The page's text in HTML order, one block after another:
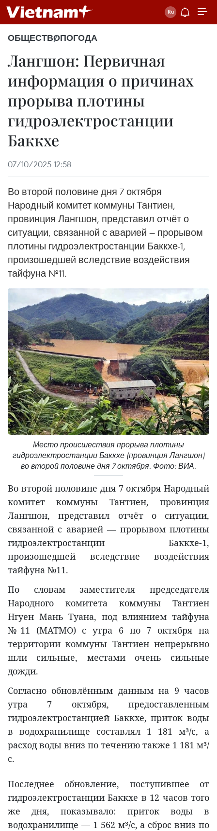
ОБЩЕСТВОПОГОДА
Лангшон: Первичная
информация о причинах
прорыва плотины
гидроэлектростанции
Баккхе
07/10/2025 12:58
Во второй половине дня 7 октября
Народный комитет коммуны Тантиен,
провинция Лангшон, представил отчёт о
ситуации, связанной с аварией — прорывом
плотины гидроэлектростанции Баккхе-1,
произошедшей вследствие воздействия
тайфуна №11.
Место происшествия прорыва плотины
гидроэлектростанции Баккхе (провинция Лангшон)
во второй половине дня 7 октября. Фото: ВИА.
Во второй половине дня 7 октября Народный
комитет коммуны Тантиен, провинция
Лангшон, представил отчёт о ситуации,
связанной с аварией — прорывом плотины
гидроэлектростанции Баккхе-1,
произошедшей вследствие воздействия
тайфуна №11.
По словам заместителя председателя
Народного комитета коммуны Тантиен
Нгуен Мань Туана, под влиянием тайфуна
№11 (MATMO) с утра 6 по 7 октября на
территории коммуны Тантиен непрерывно
шли сильные, местами очень сильные
дожди.
Согласно обновлённым данным на 9 часов
утра 7 октября, предоставленным
гидроэлектростанцией Баккхе, приток воды
в водохранилище составлял 1 181 м³/с, а
расход воды вниз по течению также 1 181 м³/
с.
Последнее обновление, поступившее от
гидроэлектростанции Баккхе в 12 часов того
же дня, показывало: приток воды в
водохранилище — 1 562 м³/с, а сброс вниз по